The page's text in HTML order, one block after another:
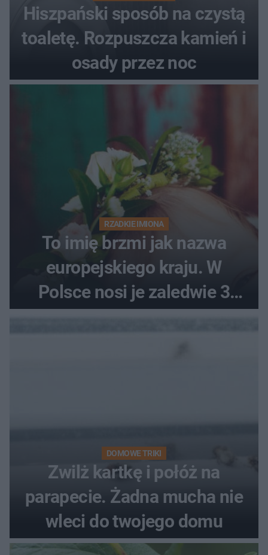
Hiszpański sposób na czystą
toaletę. Rozpuszcza kamień i
osady przez noc
RZADKIE IMIONA
To imię brzmi jak nazwa
europejskiego kraju. W
Polsce nosi je zaledwie 3
kobiety
DOMOWE TRIKI
Zwilż kartkę i połóż na
parapecie. Żadna mucha nie
wleci do twojego domu